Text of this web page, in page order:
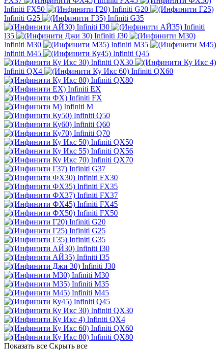
Infiniti FX50
Infiniti G20
Infiniti G25
Infiniti G35
Infiniti I30
Infiniti
I35
Infiniti J30
Infiniti M30
Infiniti M35
Infiniti M45
Infiniti Q45
Infiniti QX30
Infiniti QX4
Infiniti QX60
Infiniti QX80
Infiniti EX
Infiniti FX
Infiniti M
Infiniti Q50
Infiniti Q60
Infiniti Q70
Infiniti QX50
Infiniti QX56
Infiniti QX70
Infiniti G37
Infiniti FX30
Infiniti FX35
Infiniti FX37
Infiniti FX45
Infiniti FX50
Infiniti G20
Infiniti G25
Infiniti G35
Infiniti I30
Infiniti I35
Infiniti J30
Infiniti M30
Infiniti M35
Infiniti M45
Infiniti Q45
Infiniti QX30
Infiniti QX4
Infiniti QX60
Infiniti QX80
Показать все Скрыть все